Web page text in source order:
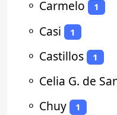
⚬ Carmelo 1
⚬ Casi 1
⚬ Castillos 1
⚬ Celia G. de
⚬ Chuy 1